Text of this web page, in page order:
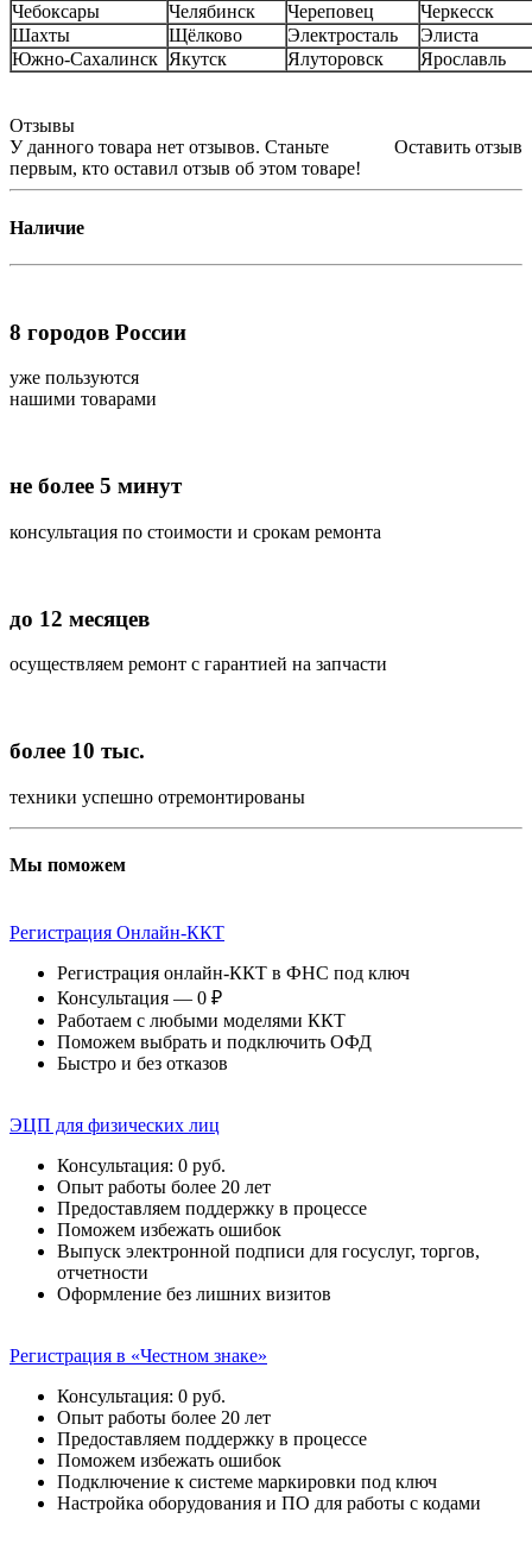
Чебоксары
Челябинск Череповец
Черкесск
Шахты
Щёлково Электросталь
Элиста
Южно-Сахалинск Якутск Ялуторовск Ярославль
Отзывы
Оставить отзыв
У данного товара нет отзывов. Станьте
первым, кто оставил отзыв об этом товаре!
Наличие
8 городов России
уже пользуются
нашими товарами
не более 5 минут
консультация по стоимости и срокам ремонта
до 12 месяцев
осуществляем ремонт с гарантией на запчасти
более 10 тыс.
техники успешно отремонтированы
Мы поможем
Регистрация Онлайн-ККТ
Регистрация онлайн-ККТ в ФНС под ключ
Консультация — 0 ₽
Работаем с любыми моделями ККТ
Поможем выбрать и подключить ОФД
Быстро и без отказов
ЭЦП для физических лиц
Консультация: 0 руб.
Опыт работы более 20 лет
Предоставляем поддержку в процессе
Поможем избежать ошибок
Выпуск электронной подписи для госуслуг, торгов,
отчетности
Оформление без лишних визитов
Регистрация в «Честном знаке»
Консультация: 0 руб.
Опыт работы более 20 лет
Предоставляем поддержку в процессе
Поможем избежать ошибок
Подключение к системе маркировки под ключ
Настройка оборудования и ПО для работы с кодами